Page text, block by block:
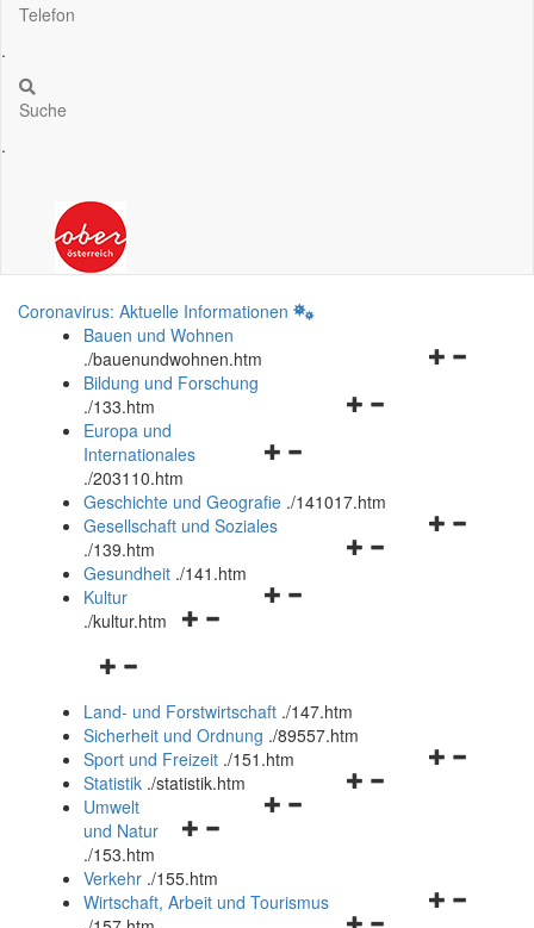
Telefon
.
Suche
.
Coronavirus: Aktuelle Informationen
Bauen und Wohnen
./bauenundwohnen.htm
Navigationsmenü
Bildung und Forschung
./133.htm
Navigationsmenü
und
schließen
Europa und
Internationales
./203110.htm
Geschichte und Geografie ./141017.htm
Navigationsmenü
Gesellschaft und Soziales
./139.htm
Navigationsmenü
Gesundheit ./141.htm
Navigationsmenü
Kultur
./kultur.htm
Navigationsmenü
und
schließen
Land- und Forstwirtschaft ./147.htm
Sicherheit und Ordnung ./89557.htm
Navigationsmenü
Sport und Freizeit ./151.htm
Navigationsmenü
Statistik ./statistik.htm
Navigationsmenü
und
schließen
Umwelt
und Natur
./153.htm
Verkehr ./155.htm
Navigationsmenü
Wirtschaft, Arbeit und Tourismus